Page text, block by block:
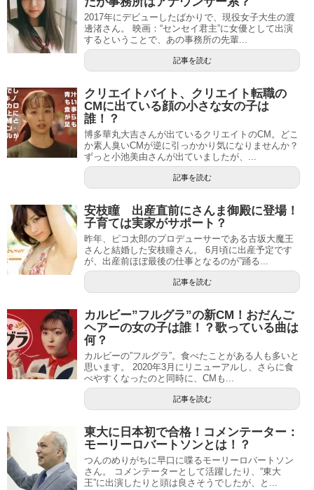
2017年にデビューしたばかりで、現役女子大生の渡
邊渚さん。 映画：“センセイ君主”に女優として出演
するということで、あの事務所の先輩...
記事を読む
クリエイトバイト、クリエイト転職の
CMに出ている顔の小さな女の子は
誰！？
博多華丸大吉さんが出ているクリエイトのCM。どこ
か素人臭いCMが逆に引っかかり気になりませんか？
ずっと小池美由さんが出ていましたが、...
記事を読む
安枝瞳 出産直前にさんま御殿に登場！
子育ては実家がサポート？
昨年、ピコ太郎のプロデューサーである古坂大魔王
さんと結婚した安枝瞳さん。 6月頃に出産予定です
が、出産前ほぼ最後の仕事となるのが”踊る...
記事を読む
カルビー”フルグラ”の新CM！おだんご
ヘアーの女の子は誰！？歌っている曲は
何？
カルビーの”フルグラ”。食べたことがある人も多いと
思います。 2020年3月にリニューアルし、さらに食
べやすくなったのと同時に、CMも...
記事を読む
東大に日本初で合格！コメンテーター：
モーリーロバートソンとは！？
つんのめりがちに早口に喋るモーリーロバートソン
さん。 コメンテーターとして活躍したり、“東大
王”に出演したりと頭は良さそうでしたが、と...